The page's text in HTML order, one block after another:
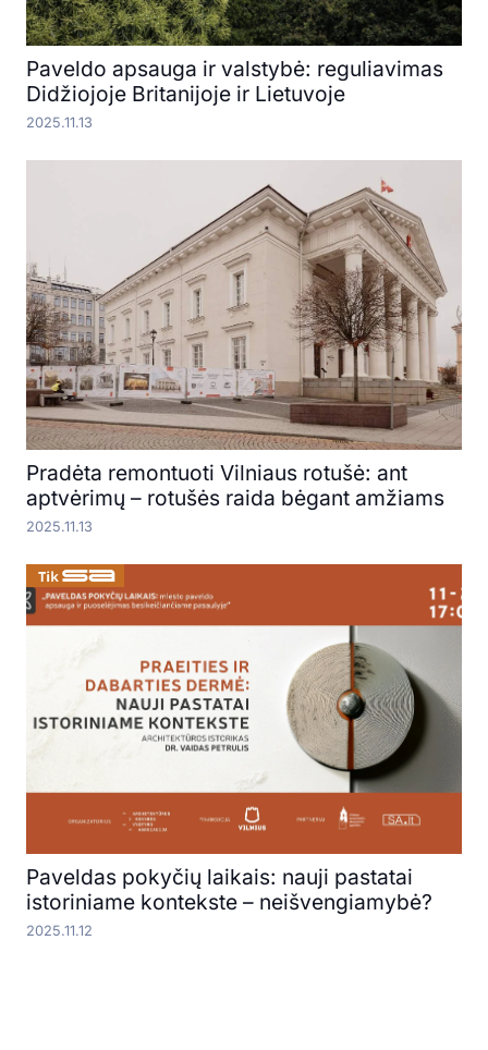
Paveldo apsauga ir valstybė: reguliavimas
Didžiojoje Britanijoje ir Lietuvoje
2025.11.13
Pradėta remontuoti Vilniaus rotušė: ant
aptvėrimų – rotušės raida bėgant amžiams
2025.11.13
Paveldas pokyčių laikais: nauji pastatai
istoriniame kontekste – neišvengiamybė?
2025.11.12